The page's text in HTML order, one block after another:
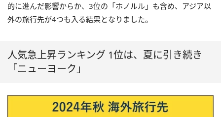
的に進んだ影響からか、3位の「ホノルル」も含め、アジア以
外の旅行先が4つも入る結果となりました。
人気急上昇ランキング 1位は、夏に引き続き
「ニューヨーク」